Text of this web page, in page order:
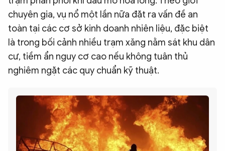
chuyên gia, vụ nổ một lần nữa đặt ra vấn đề an
toàn tại các cơ sở kinh doanh nhiên liệu, đặc biệt
là trong bối cảnh nhiều trạm xăng nằm sát khu dân
cư, tiềm ẩn nguy cơ cao nếu không tuân thủ
nghiêm ngặt các quy chuẩn kỹ thuật.